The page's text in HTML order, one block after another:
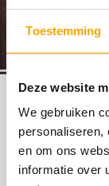
Toestemming
Deze website
We gebruiken
personaliseren,
en om ons
informatie over
Camper
Verblijf je met
Eperwoud?